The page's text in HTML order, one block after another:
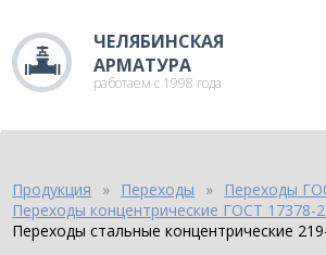
ЧЕЛЯБИНСКАЯ
АРМАТУРА
работаем с 1998 года
Продукция Переходы
Переходы
Переходы концентрические ГОСТ 17378-
Переходы стальные концентрические